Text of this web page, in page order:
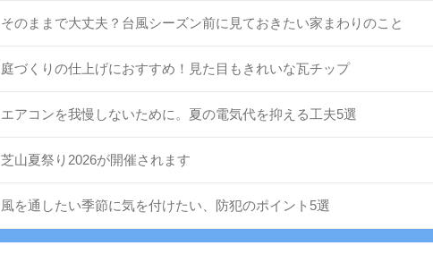
そのままで大丈夫？台風シーズン前に見ておきたい家まわりのこと
庭づくりの仕上げにおすすめ！見た目もきれいな瓦チップ
エアコンを我慢しないために。夏の電気代を抑える工夫5選
芝山夏祭り2026が開催されます
風を通したい季節に気を付けたい、防犯のポイント5選